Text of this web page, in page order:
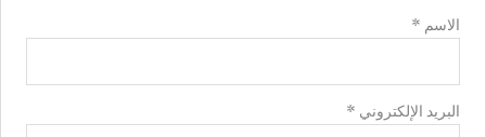
الاسم *
البريد الإلكتروني *